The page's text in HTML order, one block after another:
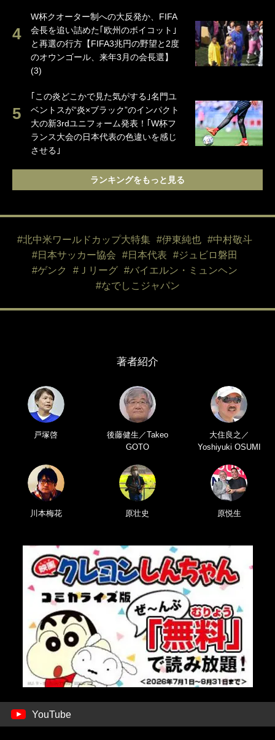
W杯クオーター制への大反発か、FIFA
会長を追い詰めた｢欧州のボイコット｣
と再選の行方【FIFA3兆円の野望と2度
のオウンゴール、来年3月の会長選】
(3)
｢この炎どこかで見た気がする｣名門ユ
ベントスが“炎×ブラック”のインパクト
大の新3rdユニフォーム発表！｢W杯フ
ランス大会の日本代表の色違いを感じ
させる｣
ランキングをもっと見る
#北中米ワールドカップ大特集 #伊東純也
#中村敬斗
#日本サッカー協会
#日本代表
#ジュビロ磐田
#ゲンク
#Ｊリーグ
#バイエルン・ミュンヘン
#なでしこジャパン
著者紹介
戸塚啓
後藤健生／Takeo
GOTO
大住良之／
Yoshiyuki OSUMI
川本梅花 原壮史 原悦生
YouTube